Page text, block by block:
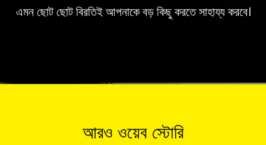
এমন ছোট ছোট বিরতিই আপনাকে বড় কিছু করতে সাহায্য করবে।
আরও ওয়েব স্টোরি